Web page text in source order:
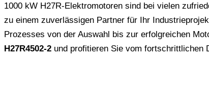
1000 kW H27R-Elektromotoren sind bei vielen
zu einem zuverlässigen Partner für Ihr
Prozesses von der Auswahl bis zur erfolgreichen
H27R4502-2 und profitieren Sie vom fortschrittlichen